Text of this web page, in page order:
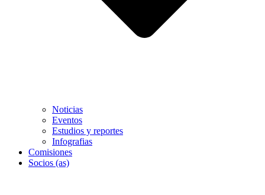
Noticias
Eventos
Estudios y reportes
Infografias
Comisiones
Socios (as)